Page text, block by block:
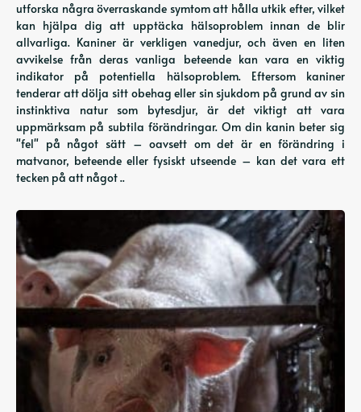
utforska några överraskande symtom att hålla utkik efter, vilket
kan hjälpa dig att upptäcka hälsoproblem innan de blir
allvarliga. Kaniner är verkligen vanedjur, och även en liten
avvikelse från deras vanliga beteende kan vara en viktig
indikator på potentiella hälsoproblem. Eftersom kaniner
tenderar att dölja sitt obehag eller sin sjukdom på grund av sin
instinktiva natur som bytesdjur, är det viktigt att vara
uppmärksam på subtila förändringar. Om din kanin beter sig
"fel" på något sätt – oavsett om det är en förändring i
matvanor, beteende eller fysiskt utseende – kan det vara ett
tecken på att något ..